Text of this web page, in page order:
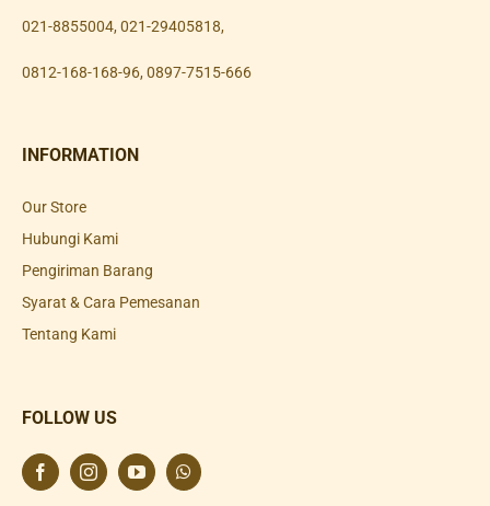
021-8855004, 021-29405818,
0812-168-168-96, 0897-7515-666
INFORMATION
Our Store
Hubungi Kami
Pengiriman Barang
Syarat & Cara Pemesanan
Tentang Kami
FOLLOW US